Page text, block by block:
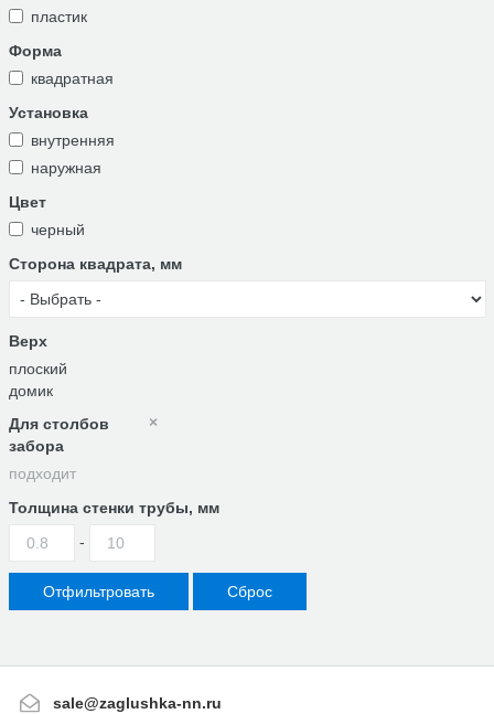
пластик
Форма
квадратная
Установка
внутренняя
наружная
Цвет
черный
Сторона квадрата, мм
Верх
плоский
домик
×
Для столбов
забора
подходит
Толщина стенки трубы, мм
-
Сброс
sale@zaglushka-nn.ru